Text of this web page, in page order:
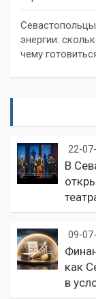
энергии:
чему
22-
В
09-
как
в